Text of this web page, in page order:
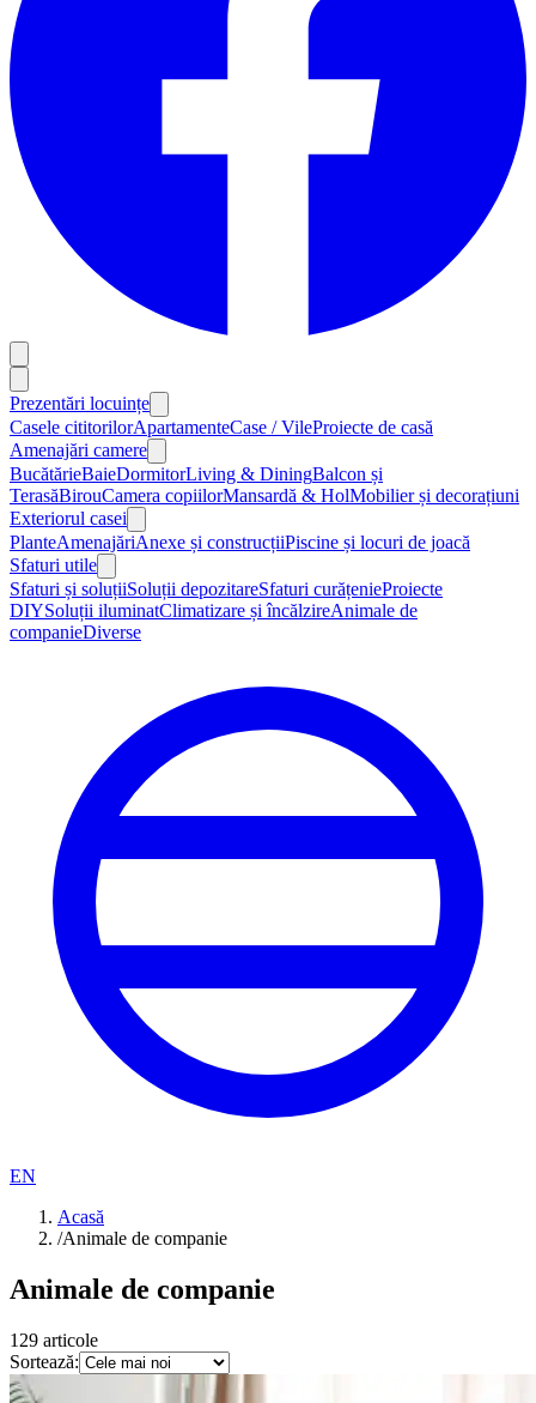
Prezentări locuințe
Casele cititorilorApartamenteCase / VileProiecte de casă
Amenajări camere
BucătărieBaieDormitorLiving & DiningBalcon și
TerasăBirouCamera copiilorMansardă & HolMobilier și decorațiuni
Exteriorul casei
PlanteAmenajăriAnexe și construcțiiPiscine și locuri de joacă
Sfaturi utile
Sfaturi și soluțiiSoluții depozitareSfaturi curățenieProiecte
DIYSoluții iluminatClimatizare și încălzireAnimale de
companieDiverse
EN
Acasă
/Animale de companie
Animale de companie
129 articole
Sortează: